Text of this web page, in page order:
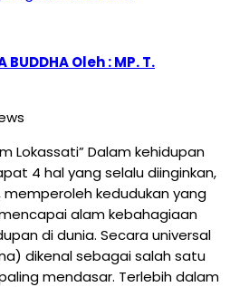
BUDDHA Oleh : MP. T.
Lokassati” Dalam kehidupan
4 hal yang selalu diinginkan,
kedudukan yang
alam kebahagiaan
di dunia. Secara universal
dikenal sebagai salah satu
mendasar. Terlebih dalam